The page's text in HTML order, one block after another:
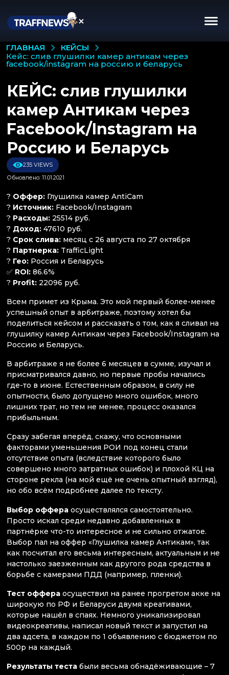
ГЛАВНАЯ
КЕЙСЫ
кейс: слив глушилки камер антикам через
facebook/instagram на россию и беларусь
КЕЙС: слив глушилки
камер Антикам через
Facebook/Instagram на
Россию и Беларусь
235 VIEWS
Обновлено: 11.01.2021
? Оффер: Глушилка камер AntiCam
? Источник: Facebook/Instagram
? Расходы: 25514 руб.
? Доход: 47610 руб.
? Срок слива: месяц с 26 августа по 27 октября
? Партнерка: TrafficLight
? Гео: Россия и Беларусь
✅ ROI: 86.6%
? Profit: 22096 руб.
Всем примет из Крыма. Это мой первый более-менее
успешный опыт в арбитраже, поэтому хотел бы
поделиться кейсом и рассказать о том, как я сливал на
глушилку камер Антикам через Facebook/Instagram на
Россию и Беларусь.
В арбитраже я не более 6 месяцев в сумме, изучал и
присматривался давно, но первые пробы начались
где-то в июне. Естественным образом, в силу не
опытности, было допущено много ошибок, много
лишних трат, но тем не менее, процесс оказался
прибыльным.
Сразу забегая вперёд, скажу, что основными
факторами уменьшения РОИ под конец стали
отсутствие опыта (вследствие которого было
совершено много затратных ошибок) и плохой КЦ на
стороне рекла (на мой ещё не очень опытный взгляд),
но обо всём подробнее далее по тексту.
Выбор оффера осуществлялся самостоятельно.
Просто искал среди недавно добавленных в
партнёрке что-то интересное и не сильно отжатое.
Выбор пал на оффер «Глушилка камер Антикам», так
как посчитал его весьма интересным, актуальным и не
настолько заезженным как другого рода средства в
борьбе с камерами ПДД (например, пленки).
Тест оффера осуществил на ранее прогретом акке на
широкую по РФ и Беларуси двумя креативами,
которые нашёл в спаях. Немного уникализировал
видеокреативы, написал новый текст и запустил на
два адсета, в каждом по 1 объявлению с бюджетом по
500р на каждый.
Результаты теста были весьма обнадёживающие – 7